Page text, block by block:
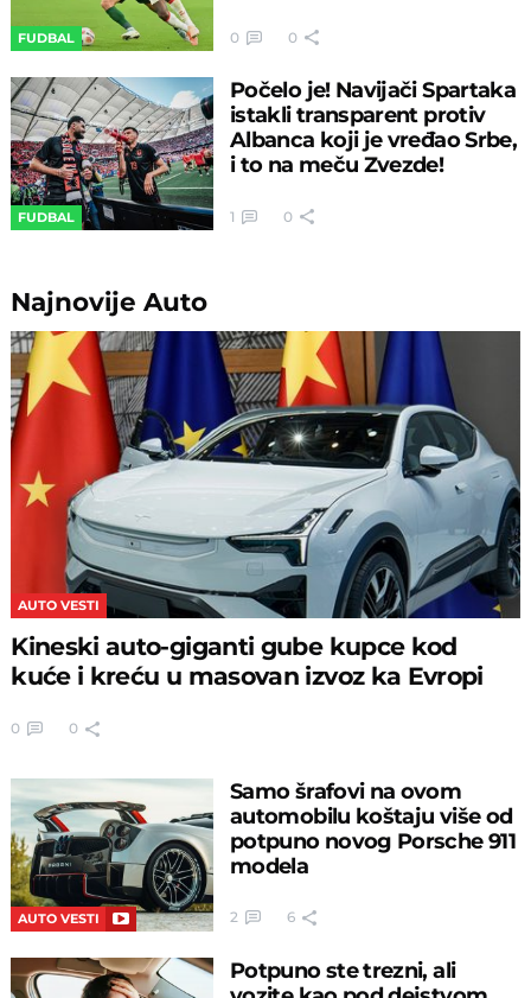
FUDBAL 0 0
FUDBAL
Počelo je! Navijači Spartaka
istakli transparent protiv
Albanca koji je vređao Srbe,
i to na meču Zvezde!
1 0
NajnovijeAuto
AUTO VESTI
Kineski auto-giganti gube kupce kod
kuće i kreću u masovan izvoz ka Evropi
0 0
AUTO VESTI
Samo šrafovi na ovom
automobilu koštaju više od
potpuno novog Porsche 911
modela
2 6
Potpuno ste trezni, ali